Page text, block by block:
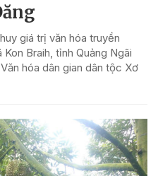
giá trị văn hóa truyền
Braih, tỉnh Quảng Ngãi
hóa dân gian dân tộc Xơ